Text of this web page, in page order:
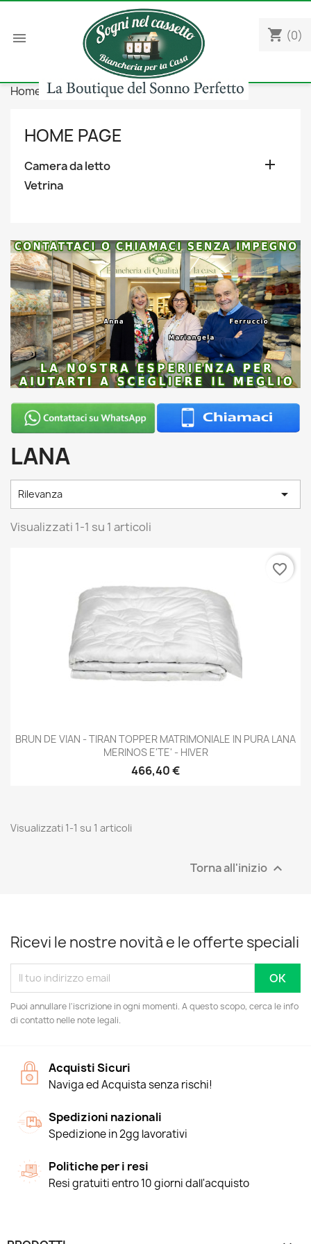
 shopping_cart (0)
Home Camera da letto Topper Lana
HOME PAGE
Camera da letto 
Vetrina
LANA
Rilevanza 
Visualizzati 1-1 su 1 articoli
BRUN DE VIAN - TIRAN TOPPER MATRIMONIALE IN PURA LANA
MERINOS E'TE' - HIVER
466,40 €
favorite_border
Visualizzati 1-1 su 1 articoli
Torna all'inizio 
Ricevi le nostre novità e le offerte speciali
Puoi annullare l'iscrizione in ogni momenti. A questo scopo, cerca le info
di contatto nelle note legali.
Acquisti Sicuri
Naviga ed Acquista senza rischi!
Spedizioni nazionali
Spedizione in 2gg lavorativi
Politiche per i resi
Resi gratuiti entro 10 giorni dall'acquisto